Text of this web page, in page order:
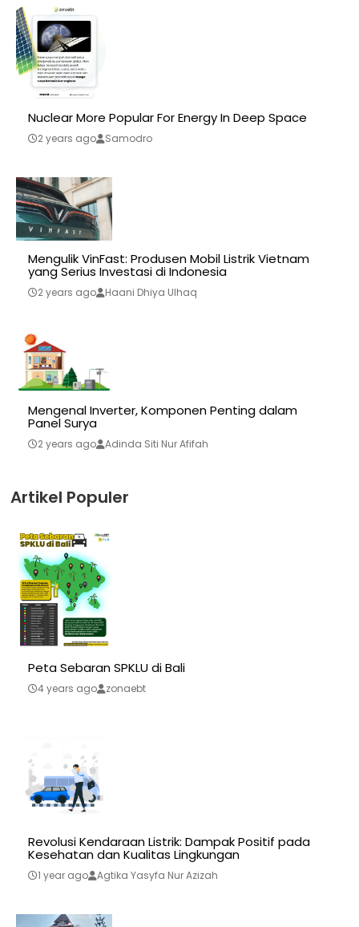
Nuclear More Popular For Energy In Deep Space
2 years ago Samodro
Mengulik VinFast: Produsen Mobil Listrik Vietnam
yang Serius Investasi di Indonesia
2 years ago Haani Dhiya Ulhaq
Mengenal Inverter, Komponen Penting dalam
Panel Surya
2 years ago Adinda Siti Nur Afifah
Artikel Populer
Peta Sebaran SPKLU di Bali
4 years ago zonaebt
Revolusi Kendaraan Listrik: Dampak Positif pada
Kesehatan dan Kualitas Lingkungan
1 year ago Agtika Yasyfa Nur Azizah